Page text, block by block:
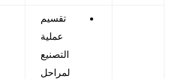
تقسيم
عملية
التصنيع
لمراحل